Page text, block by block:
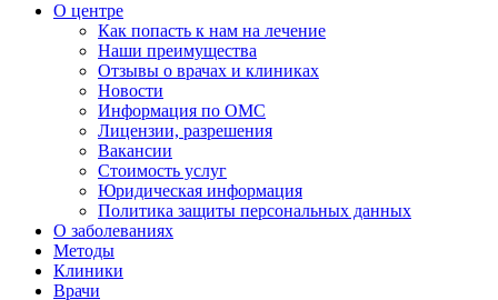
О центре
Как попасть к нам на лечение
Наши преимущества
Отзывы о врачах и клиниках
Новости
Информация по ОМС
Лицензии, разрешения
Вакансии
Стоимость услуг
Юридическая информация
Политика защиты персональных данных
О заболеваниях
Методы
Клиники
Врачи